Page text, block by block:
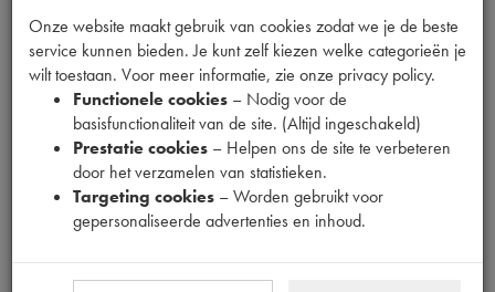
Productnummer
1880338
Prijs
38 (€ 4,45 excl. btw)
Bestel
Onze website maakt gebruik van cookies zodat we je de beste
service kunnen bieden. Je kunt zelf kiezen welke categorieën je
wilt toestaan. Voor meer informatie, zie onze privacy policy.
Functionele cookies – Nodig voor de
basisfunctionaliteit van de site. (Altijd ingeschakeld)
Prestatie cookies – Helpen ons de site te verbeteren
door het verzamelen van statistieken.
Targeting cookies – Worden gebruikt voor
gepersonaliseerde advertenties en inhoud.